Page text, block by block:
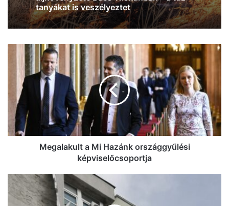
tanyákat is veszélyeztet
Megalakult
Hazánk
országgyűlési
képviselőcsoportja
Megalakult a Mi Hazánk országgyűlési
képviselőcsoportja
Bács-
Kiskun
vármegyében